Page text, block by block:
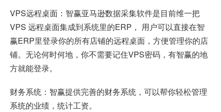
VPS远程桌面：智赢亚马逊数据采集软件是目前维一把
VPS 远程桌面集成到系统里的ERP， 用户可以直接在智
赢ERP里登录你的所有店铺的远程桌面，方便管理你的店
铺。无论何时何地，你不需要记住VPS密码，有智赢的地
方就能登录。
财务系统：智赢提供完善的财务系统，可以帮你轻松管理
系统的业绩，统计工资。